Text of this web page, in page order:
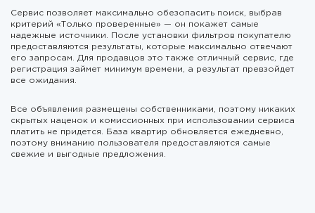
Сервис позволяет максимально обезопасить поиск, выбрав
критерий «Только проверенные» — он покажет самые
надежные источники. После установки фильтров покупателю
предоставляются результаты, которые максимально отвечают
его запросам. Для продавцов это также отличный сервис, где
регистрация займет минимум времени, а результат превзойдет
все ожидания.
Все объявления размещены собственниками, поэтому никаких
скрытых наценок и комиссионных при использовании сервиса
платить не придется. База квартир обновляется ежедневно,
поэтому вниманию пользователя предоставляются самые
свежие и выгодные предложения.